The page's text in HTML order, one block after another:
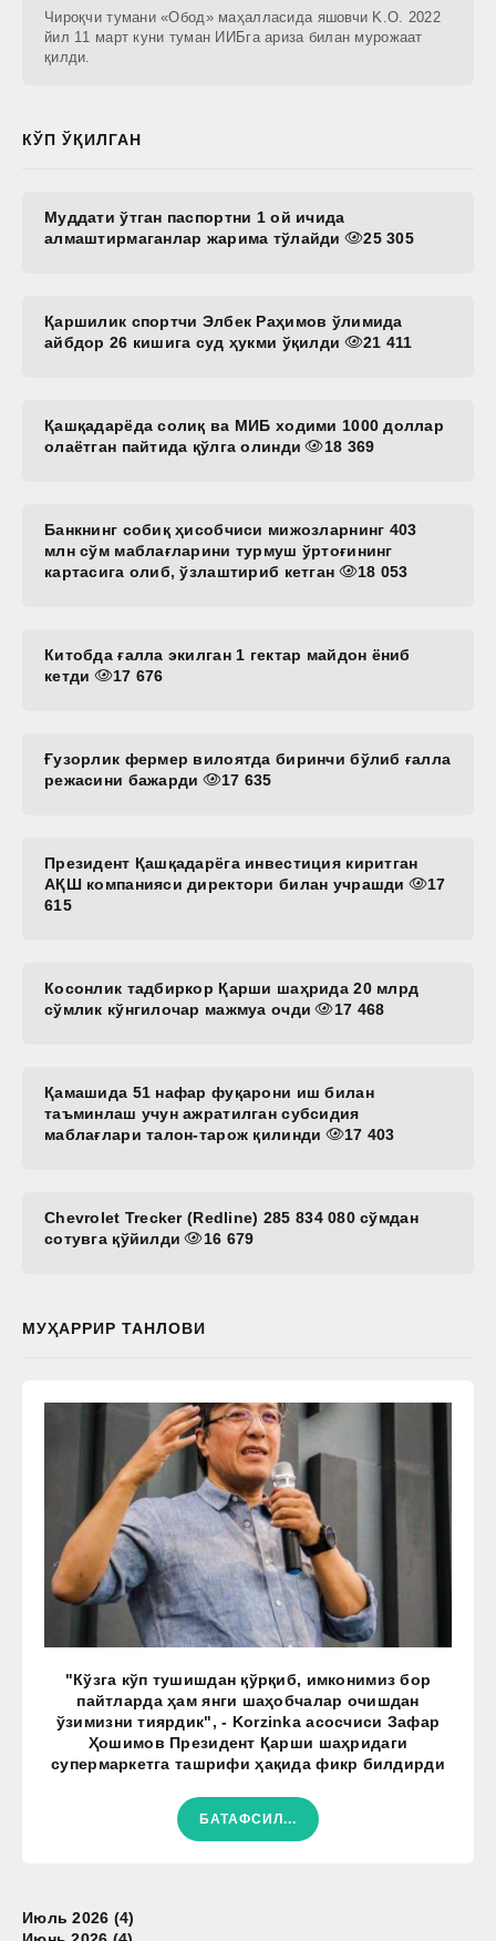
Чироқчи тумани «Обод» маҳалласида яшовчи K.O. 2022
йил 11 март куни туман ИИБга ариза билан мурожаат
қилди.
КЎП ЎҚИЛГАН
Муддати ўтган паспортни 1 ой ичида
алмаштирмаганлар жарима тўлайди
25 305
Қаршилик спортчи Элбек Раҳимов ўлимида
айбдор 26 кишига суд ҳукми ўқилди
21 411
Қашқадарёда солиқ ва МИБ ходими 1000 доллар
олаётган пайтида қўлга олинди
18 369
Банкнинг собиқ ҳисобчиси мижозларнинг 403
млн сўм маблағларини турмуш ўртоғининг
картасига олиб, ўзлаштириб кетган
18 053
Китобда ғалла экилган 1 гектар майдон ёниб
кетди
17 676
Ғузорлик фермер вилоятда биринчи бўлиб ғалла
режасини бажарди
17 635
Президент Қашқадарёга инвестиция киритган
АҚШ компанияси директори билан учрашди
17
615
Косонлик тадбиркор Қарши шаҳрида 20 млрд
сўмлик кўнгилочар мажмуа очди
17 468
Қамашида 51 нафар фуқарони иш билан
таъминлаш учун ажратилган субсидия
маблағлари талон-тарож қилинди
17 403
Chevrolet Trecker (Redline) 285 834 080 сўмдан
сотувга қўйилди
16 679
МУҲАРРИР ТАНЛОВИ
"Кўзга кўп тушишдан қўрқиб, имконимиз бор
пайтларда ҳам янги шаҳобчалар очишдан
ўзимизни тиярдик", - Korzinka асосчиси Зафар
Ҳошимов Президент Қарши шаҳридаги
супермаркетга ташрифи ҳақида фикр билдирди
БАТАФСИЛ...
Июль 2026 (4)